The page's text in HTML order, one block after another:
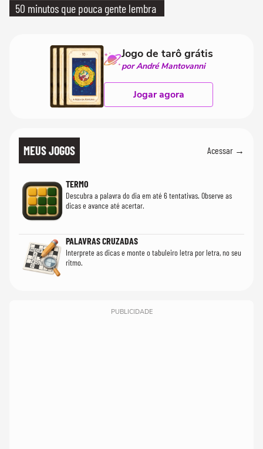
50 minutos que pouca gente lembra
Jogo de tarô grátis
por André Mantovanni
Jogar agora
MEUS JOGOS Acessar →
TERMO
Descubra a palavra do dia em até 6 tentativas. Observe as
dicas e avance até acertar.
PALAVRAS CRUZADAS
Interprete as dicas e monte o tabuleiro letra por letra, no seu
ritmo.
PUBLICIDADE